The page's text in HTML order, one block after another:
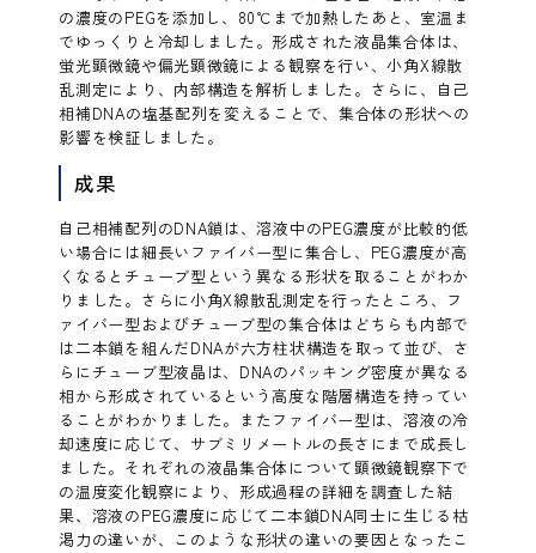
の濃度のPEGを添加し、80℃まで加熱したあと、室温ま
でゆっくりと冷却しました。形成された液晶集合体は、
蛍光顕微鏡や偏光顕微鏡による観察を行い、小角X線散
乱測定により、内部構造を解析しました。さらに、自己
相補DNAの塩基配列を変えることで、集合体の形状への
影響を検証しました。
成果
自己相補配列のDNA鎖は、溶液中のPEG濃度が比較的低
い場合には細長いファイバー型に集合し、PEG濃度が高
くなるとチューブ型という異なる形状を取ることがわか
りました。さらに小角X線散乱測定を行ったところ、フ
ァイバー型およびチューブ型の集合体はどちらも内部で
は二本鎖を組んだDNAが六方柱状構造を取って並び、さ
らにチューブ型液晶は、DNAのパッキング密度が異なる
相から形成されているという高度な階層構造を持ってい
ることがわかりました。またファイバー型は、溶液の冷
却速度に応じて、サブミリメートルの長さにまで成長し
ました。それぞれの液晶集合体について顕微鏡観察下で
の温度変化観察により、形成過程の詳細を調査した結
果、溶液のPEG濃度に応じて二本鎖DNA同士に生じる枯
渇力の違いが、このような形状の違いの要因となったこ